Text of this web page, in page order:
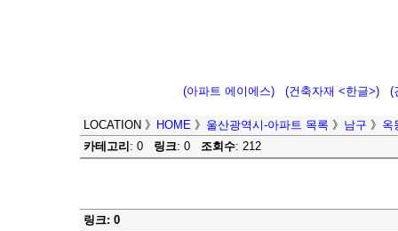
(아파트 에이에스) (건축자재 <한글>) (
LOCATION 》 HOME 》 울산광역시-아파트 목록 》 남구 》 옥
카테고리 : 0 링크: 0 조회수: 212
링크: 0